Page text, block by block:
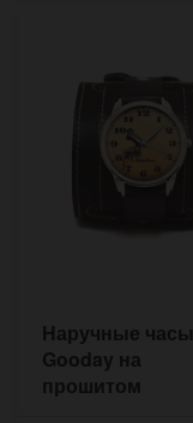
Наручные часы
Gooday на
прошитом